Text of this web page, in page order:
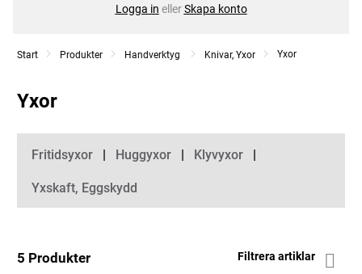
Logga in ellerSkapa konto
Start Produkter Handverktyg Knivar, Yxor Yxor
Yxor
Kategorier
Fritidsyxor Huggyxor Klyvyxor
Yxskaft, Eggskydd
5 Produkter Filtrera artiklar